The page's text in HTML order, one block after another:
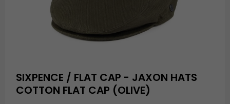
SIXPENCE / FLAT CAP - JAXON HATS
COTTON FLAT CAP (OLIVE)